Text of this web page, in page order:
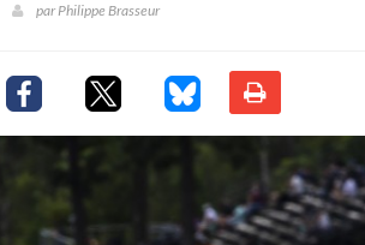
parPhilippe Brasseur